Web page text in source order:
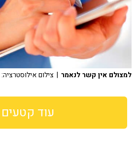
למצולם אין קשר לנאמר | צילום אילוסטרציה: Ingram Image
עוד קטעים